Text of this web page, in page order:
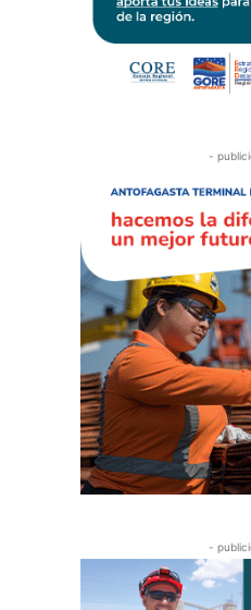
-
-